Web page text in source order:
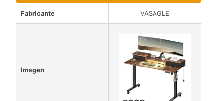
Fabricante VASAGLE
Imagen